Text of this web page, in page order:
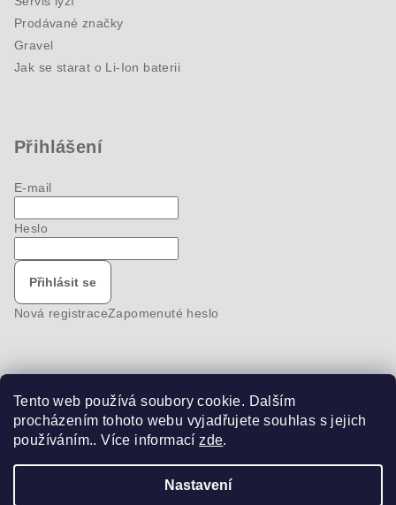
Tento web používá soubory cookie. Dalším
procházením tohoto webu vyjadřujete souhlas s jejich
používáním.. Více informacízde.
Nastavení
Prodávané značky
Gravel
Jak se starat o Li-Ion baterii
Přihlášení
E-mail
Heslo
Přihlásit se
Nová registraceZapomenuté heslo
Nákupní košík
0ks /0 Kč